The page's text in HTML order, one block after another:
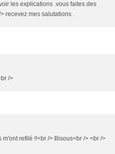
les explications .vous faites des
recevez mes salutations .
/>
refilé !!<br /> Bisous<br /> <br />